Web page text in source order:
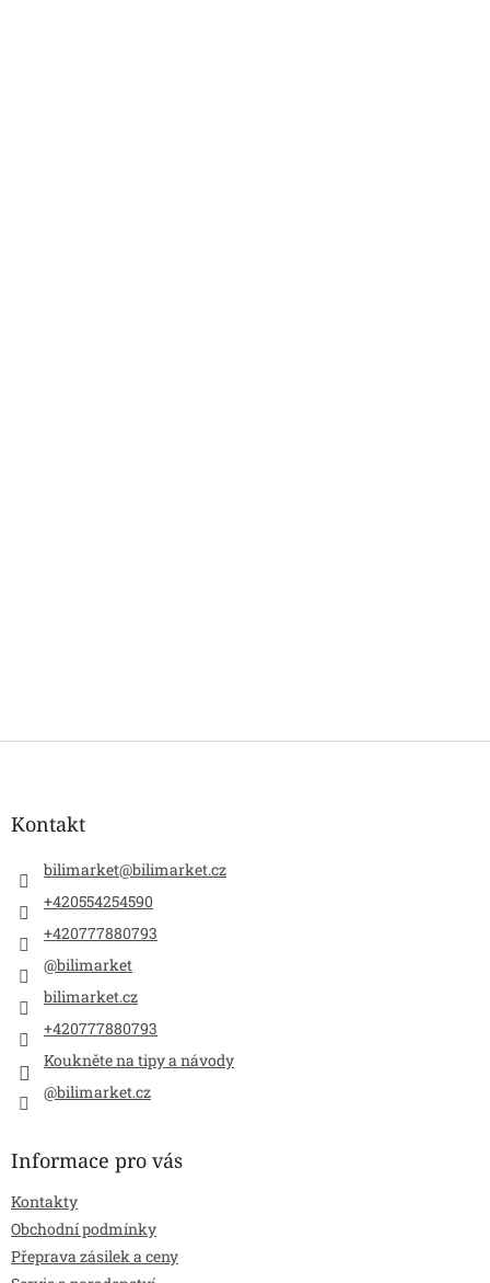
Z
Kontakt
bilimarket@bilimarket.cz
+420554254590
+420777880793
@bilimarket
bilimarket.cz
+420777880793
Koukněte na tipy a návody
@bilimarket.cz
Informace pro vás
Kontakty
Obchodní podmínky
Přeprava zásilek a ceny